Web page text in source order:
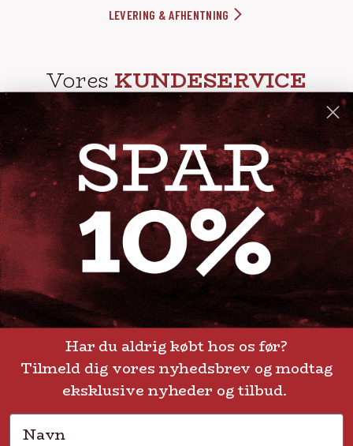
LEVERING & AFHENTNING
Vores KUNDESERVICE
info@steak-out.dk
+45 53644030
Telefontid: man - fre kl. 10-15
GENVEJE
Levering eller afhentning Om Steak-out.dk
Persondatapolitik
Har du aldrig købt hos os før?
Tilmeld dig vores nyhedsbrev og modtag
eksklusive nyheder og tilbud.
Navn